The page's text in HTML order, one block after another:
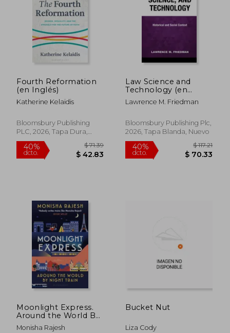
40%
dcto.
$ 309.39
$ 185.63
40%
dcto. $ 176.18 dcto. $
Fourth Reformation
(en Inglés)
Katherine Kelaidis
Bloomsbury Publishing
PLC, 2026, Tapa Dura,
Nuevo
Law Science and
Technology (en
Inglés)
Lawrence M. Friedman
Bloomsbury Publishing Plc,
2026, Tapa Blanda, Nuevo
Moonlight Express.
Around the World By
Night Train
Monisha Rajesh
Bucket Nut
Liza Cody